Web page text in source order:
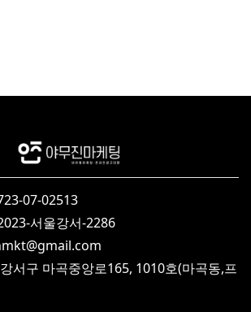
07-02513
서울강서-2286
서구 마곡중앙로165, 1010호(마곡동,프